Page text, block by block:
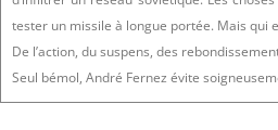
tester un missile à longue portée. Mais qui
De l’action, du suspens, des
Seul bémol, André Fernez évite